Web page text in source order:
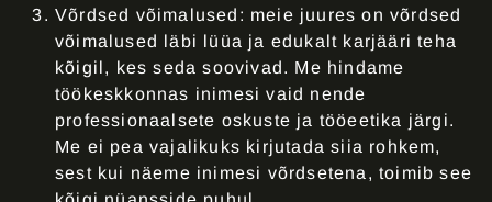
Võrdsed võimalused : meie juures on võrdsed
võimalused läbi lüüa ja edukalt karjääri teha
kõigil, kes seda soovivad. Me hindame
töökeskkonnas inimesi vaid nende
professionaalsete oskuste ja tööeetika järgi.
Me ei pea vajalikuks kirjutada siia rohkem,
sest kui näeme inimesi võrdsetena, toimib see